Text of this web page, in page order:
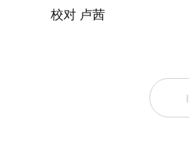
校对 卢茜